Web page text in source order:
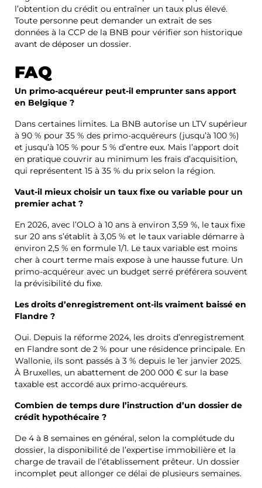
l’obtention du crédit ou entraîner un taux plus élevé.
Toute personne peut demander un extrait de ses
données à la CCP de la BNB pour vérifier son historique
avant de déposer un dossier.
FAQ
Un primo-acquéreur peut-il emprunter sans apport
en Belgique ?
Dans certaines limites. La BNB autorise un LTV supérieur
à 90 % pour 35 % des primo-acquéreurs (jusqu’à 100 %)
et jusqu’à 105 % pour 5 % d’entre eux. Mais l’apport doit
en pratique couvrir au minimum les frais d’acquisition,
qui représentent 15 à 35 % du prix selon la région.
Vaut-il mieux choisir un taux fixe ou variable pour un
premier achat ?
En 2026, avec l’OLO à 10 ans à environ 3,59 %, le taux fixe
sur 20 ans s’établit à 3,05 % et le taux variable démarre à
environ 2,5 % en formule 1/1. Le taux variable est moins
cher à court terme mais expose à une hausse future. Un
primo-acquéreur avec un budget serré préférera souvent
la prévisibilité du fixe.
Les droits d’enregistrement ont-ils vraiment baissé en
Flandre ?
Oui. Depuis la réforme 2024, les droits d’enregistrement
en Flandre sont de 2 % pour une résidence principale. En
Wallonie, ils sont passés à 3 % depuis le 1er janvier 2025.
À Bruxelles, un abattement de 200 000 € sur la base
taxable est accordé aux primo-acquéreurs.
Combien de temps dure l’instruction d’un dossier de
crédit hypothécaire ?
De 4 à 8 semaines en général, selon la complétude du
dossier, la disponibilité de l’expertise immobilière et la
charge de travail de l’établissement prêteur. Un dossier
incomplet peut allonger ce délai de plusieurs semaines.